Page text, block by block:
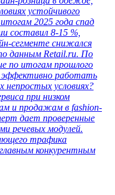
устойчивого
2025 года спад
составил 8-15 %,
сегменте снижался
данным Retail.ru. По
по итогам прошлого
эффективно работать
непростых условиях?
при низком
и продажам в fashion-
дает проверенные
речевых модулей.
трафика
конкурентным